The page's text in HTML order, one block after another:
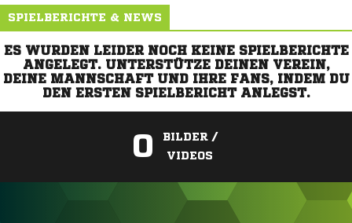
SPIELBERICHTE & NEWS
ES WURDEN LEIDER NOCH KEINE SPIELBERICHTE
ANGELEGT. UNTERSTÜTZE DEINEN VEREIN,
DEINE MANNSCHAFT UND IHRE FANS, INDEM DU
DEN ERSTEN SPIELBERICHT ANLEGST.
0
BILDER /
VIDEOS